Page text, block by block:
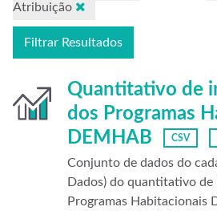
Atribuição
Filtrar Resultados
Quantitativo de
dos Programas
DEMHAB
CSV
Conjunto de dados do
Dados) do quantitativo
Programas Habitacionais